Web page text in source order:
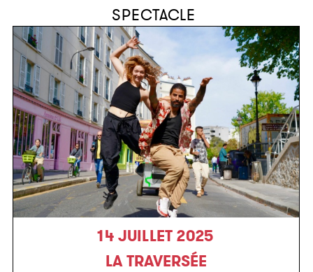
SPECTACLE
14 JUILLET 2025
LA TRAVERSÉE